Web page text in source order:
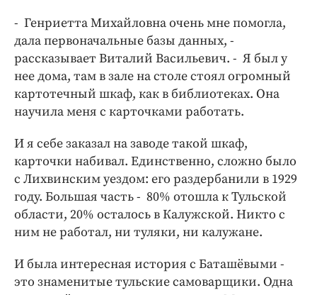
- Генриетта Михайловна очень мне помогла,
дала первоначальные базы данных, -
рассказывает Виталий Васильевич. - Я был у
нее дома, там в зале на столе стоял огромный
картотечный шкаф, как в библиотеках. Она
научила меня с карточками работать.
И я себе заказал на заводе такой шкаф,
карточки набивал. Единственно, сложно было
с Лихвинским уездом: его раздербанили в 1929
году. Большая часть - 80% отошла к Тульской
области, 20% осталось в Калужской. Никто с
ним не работал, ни туляки, ни калужане.
И была интересная история с Баташёвыми -
это знаменитые тульские самоварщики. Одна